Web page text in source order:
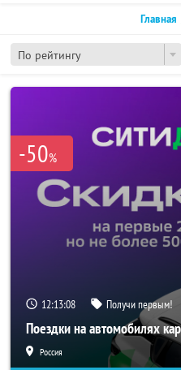
По рейтингу
Главная
-50%
12:13:08 Получи первым!
Поездки на автомобилях
Россия